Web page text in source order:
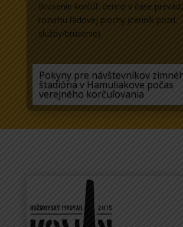
Brúsenie korčúľ: denne v čase
rozvrhu ľadovej plochy (cenník pozri:
služby/brúsenie)
Pokyny pre návštevníkov
štadióna v Hamuliakove počas
verejného korčuľovania